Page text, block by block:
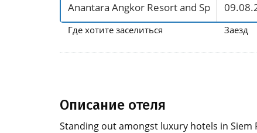
Где хотите заселиться Заезд
Описание отеля
Standing out amongst luxury hotels in